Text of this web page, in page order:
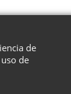
de
de